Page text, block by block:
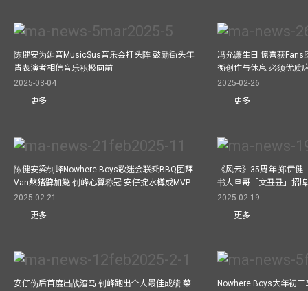
陈健安为延音MusicSus音乐会打头阵 鼓励街头年
青表演者相信音乐积极向前
2025-03-04
更多
冯允谦生日 惊喜获Fans
衡创作与休息 必须优质
2025-02-26
更多
陈健安梁钊峰Nowhere Boys歌迷会联乘BBQ团拜
Van熬猪髀加餸 钊峰心算称冠 安仔掟水樽成MVP
2025-02-21
更多
《风云》35周年 郑伊
书人旦哥「文丑丑」招
2025-02-19
更多
安仔伤后首度出战渣马 钊峰跑出个人最佳成绩 蔡
Nowhere Boys大年初